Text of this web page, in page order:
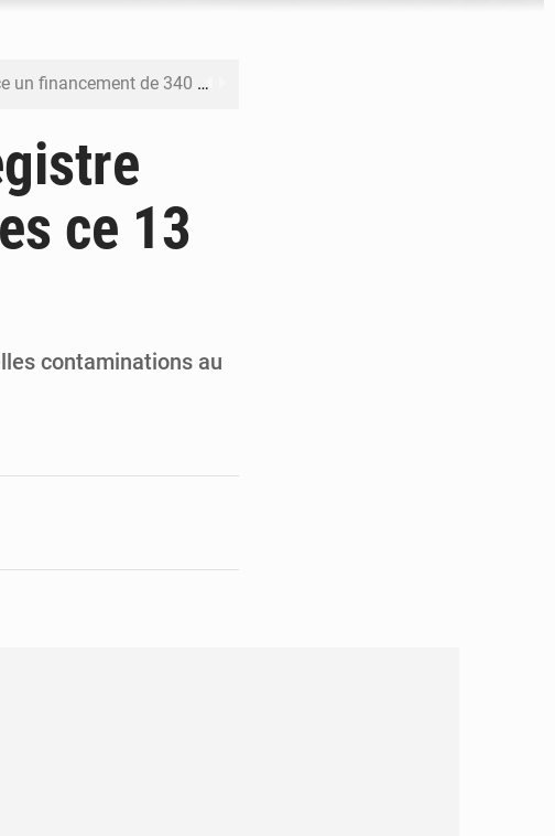
soutenir les priorités de la Vision Sénégal 2050
les prix des carburants et de l’électricité
les autorités appellent à la vigilance
ce 13
contaminations au